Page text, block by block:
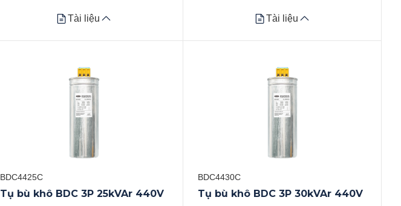
Tài liệu Tài liệu
BDC4425C
Tụ bù khô BDC 3P 25kVAr 440V
BDC4430C
Tụ bù khô BDC 3P 30kVAr 440V